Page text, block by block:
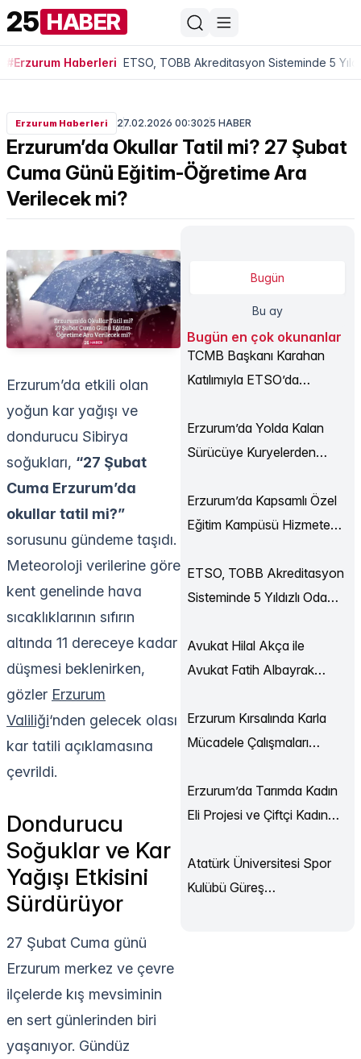
25 HABER
#Erzurum Haberleri ETSO, TOBB Akreditasyon Sisteminde 5
Erzurum Haberleri 27.02.2026 00:3025 HABER
Erzurum’da Okullar Tatil mi? 27 Şubat
Cuma Günü Eğitim-Öğretime Ara
Verilecek mi?
Erzurum’da etkili olan
yoğun kar yağışı ve
dondurucu Sibirya
soğukları, “27 Şubat
Cuma Erzurum’da
okullar tatil mi?”
sorusunu gündeme taşıdı.
Meteoroloji verilerine göre
kent genelinde hava
sıcaklıklarının sıfırın
altında 11 dereceye kadar
düşmesi beklenirken,
gözler Erzurum
Valiliği‘nden gelecek olası
kar tatili açıklamasına
çevrildi.
Dondurucu
Soğuklar ve Kar
Yağışı Etkisini
Sürdürüyor
27 Şubat Cuma günü
Erzurum merkez ve çevre
ilçelerde kış mevsiminin
en sert günlerinden biri
yaşanıyor. Gündüz
Bugün
Bu ay
Bugün en çok okunanlar
TCMB Başkanı Karahan
Katılımıyla ETSO’da
Düzenlendi
Erzurum’da Yolda Kalan
Sürücüye Kuryelerden
Erzurum’da Kapsamlı Özel
Eğitim Kampüsü Hizmete
ETSO, TOBB Akreditasyon
Sisteminde 5 Yıldızlı Oda
Avukat Hilal Akça ile
Avukat Fatih Albayrak
Erzurum Kırsalında Karla
Mücadele Çalışmaları
Erzurum’da Tarımda Kadın
Eli Projesi ve Çiftçi Kadın
Atatürk Üniversitesi Spor
Kulübü Güreş